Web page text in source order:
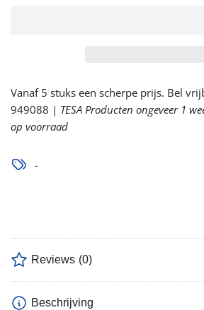
Lens
PC/AS
+1,0
Lens
PC/AS
Vanaf 5 stuks een scherpe prijs. Bel
949088 | TESA Producten ongeveer 1
op voorraad
-
Reviews (0)
Beschrijving